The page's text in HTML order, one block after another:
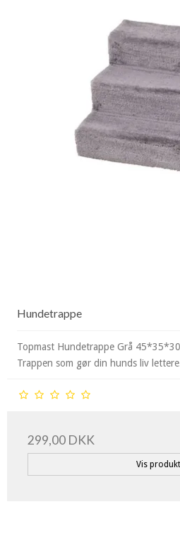
Hundetrappe
Topmast Hundetrappe Grå
Trappen som gør din hunds liv
299,00 DKK
Vis produkt